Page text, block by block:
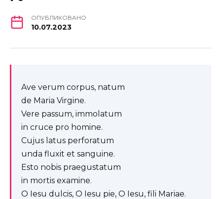
ОПУБЛИКОВАНО
10.07.2023
Ave verum corpus, natum
de Maria Virgine.
Vere passum, immolatum
in cruce pro homine.
Cujus latus perforatum
unda fluxit et sanguine.
Esto nobis praegustatum
in mortis examine.
O Iesu dulcis, O Iesu pie, O Iesu, fili Mariae.